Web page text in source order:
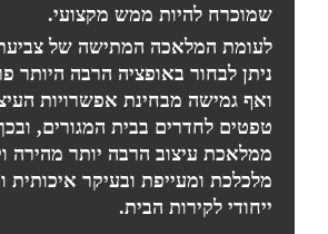
שמוכרח להיות ממש מקצועי.
לעומת המלאכה המתישה של
ניתן לבחור באופציה הרבה היותר
ואף גמישה מבחינת אפשרויות
טפטים לחדרים בבית המגורים,
ממלאכת עיצוב הרבה יותר מהירה
מלכלכת ומעייפת ובעיקר
ייחודי לקירות הבית.